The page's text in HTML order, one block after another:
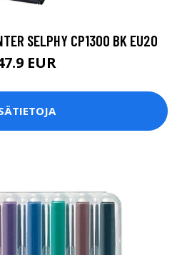
SELPHY CP1300 BK EU20
EUR